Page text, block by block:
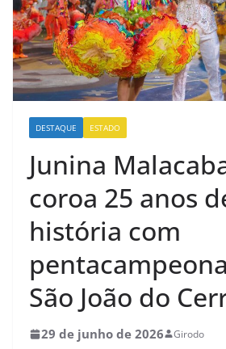
DESTAQUE ESTADO
Junina
coroa 25 anos
história com
São João do
29 de junho de 2026 Girodo